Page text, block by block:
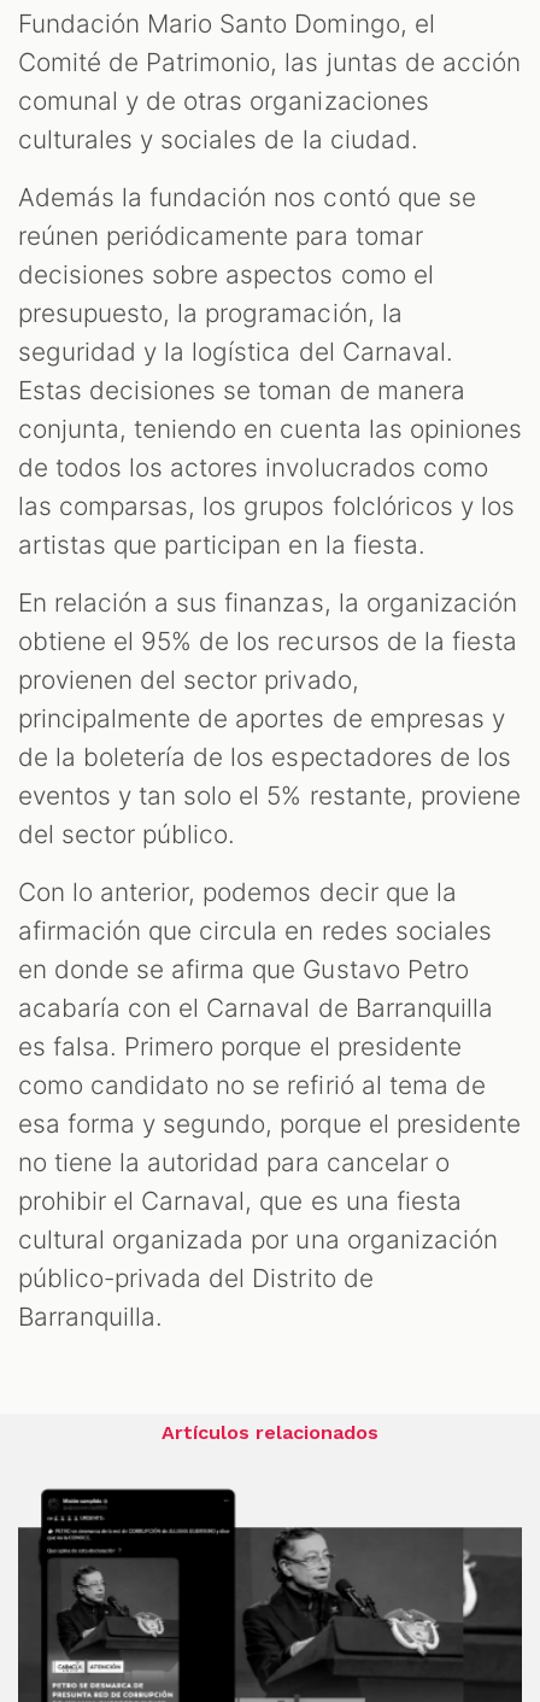
Fundación Mario Santo Domingo, el
Comité de Patrimonio, las juntas de acción
comunal y de otras organizaciones
culturales y sociales de la ciudad.
Además la fundación nos contó que se
reúnen periódicamente para tomar
decisiones sobre aspectos como el
presupuesto, la programación, la
seguridad y la logística del Carnaval.
Estas decisiones se toman de manera
conjunta, teniendo en cuenta las opiniones
de todos los actores involucrados como
las comparsas, los grupos folclóricos y los
artistas que participan en la fiesta.
En relación a sus finanzas, la organización
obtiene el 95% de los recursos de la fiesta
provienen del sector privado,
principalmente de aportes de empresas y
de la boletería de los espectadores de los
eventos y tan solo el 5% restante, proviene
del sector público.
Con lo anterior, podemos decir que la
afirmación que circula en redes sociales
en donde se afirma que Gustavo Petro
acabaría con el Carnaval de Barranquilla
es falsa. Primero porque el presidente
como candidato no se refirió al tema de
esa forma y segundo, porque el presidente
no tiene la autoridad para cancelar o
prohibir el Carnaval, que es una fiesta
cultural organizada por una organización
público-privada del Distrito de
Barranquilla.
Artículos relacionados